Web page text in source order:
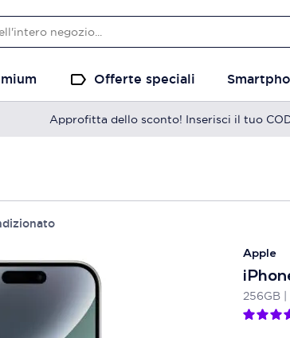
Offerte speciali
Approfitta dello sconto! Inserisci il tuo
Apple
256GB